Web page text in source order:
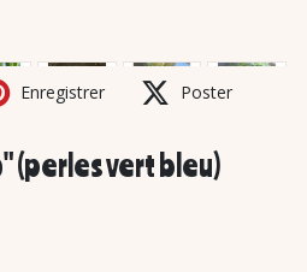
Enregistrer Poster
(perles vert bleu)